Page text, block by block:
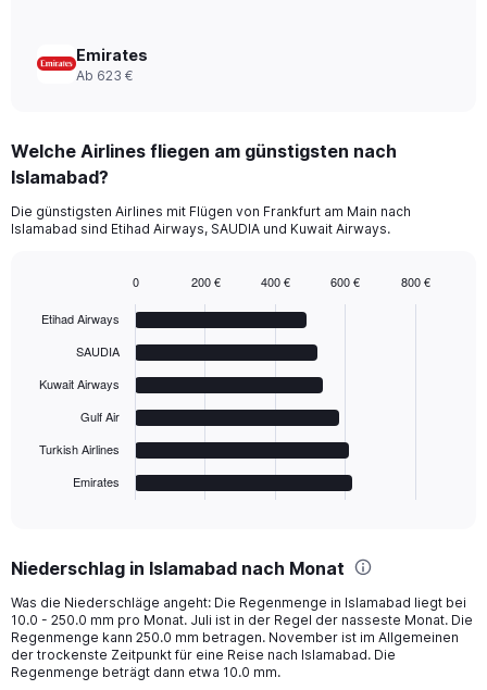
Emirates
Ab 623 €
Welche Airlines fliegen am günstigsten nach
Islamabad?
Die günstigsten Airlines mit Flügen von Frankfurt am Main nach
Islamabad sind Etihad Airways, SAUDIA und Kuwait Airways.
chart
has
Range:
6
categories.
The
chart
has
graphic.
Etihad Airways
SAUDIA
Kuwait Airways
Gulf Air
Turkish Airlines
Emirates
0 200 € 400 € 600 € 800 €
Niederschlag in Islamabad nach Monat
Was die Niederschläge angeht: Die Regenmenge in Islamabad liegt bei
10.0 - 250.0 mm pro Monat. Juli ist in der Regel der nasseste Monat. Die
Regenmenge kann 250.0 mm betragen. November ist im Allgemeinen
der trockenste Zeitpunkt für eine Reise nach Islamabad. Die
Regenmenge beträgt dann etwa 10.0 mm.